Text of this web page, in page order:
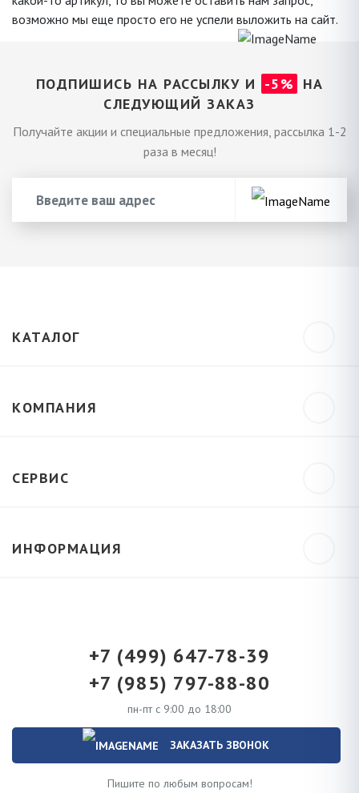
возможно мы еще просто его не успели выложить на сайт.
ПОДПИШИСЬ НА РАССЫЛКУ И -5%
НА
СЛЕДУЮЩИЙ ЗАКАЗ
Получайте акции и специальные предложения, рассылка 1-2
раза в месяц!
КАТАЛОГ
КОМПАНИЯ
СЕРВИС
ИНФОРМАЦИЯ
+7 (499) 647-78-39
+7 (985) 797-88-80
пн-пт с 9:00 до 18:00
ЗАКАЗАТЬ ЗВОНОК
Пишите по любым вопросам!